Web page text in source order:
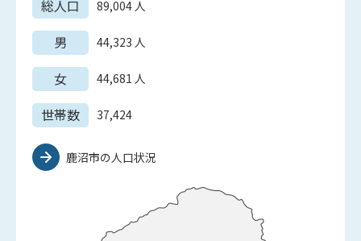
総人口 89,004 人
男 44,323 人
女 44,681 人
世帯数 37,424
鹿沼市の人口状況